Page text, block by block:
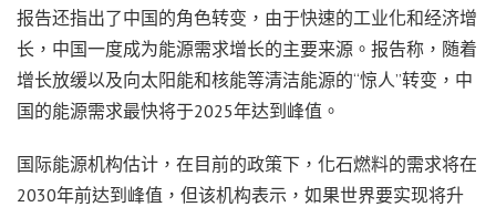
报告还指出了中国的角色转变，由于快速的工业化和经济增
长，中国一度成为能源需求增长的主要来源。报告称，随着
增长放缓以及向太阳能和核能等清洁能源的“惊人”转变，中
国的能源需求最快将于2025年达到峰值。
国际能源机构估计，在目前的政策下，化石燃料的需求将在
2030年前达到峰值，但该机构表示，如果世界要实现将升